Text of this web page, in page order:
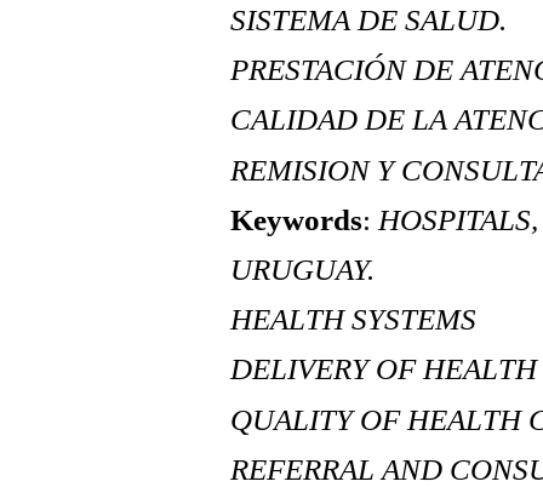
SISTEMA DE SALUD.
PRESTACIÓN DE
CALIDAD DE LA
REMISION Y
Keywords:
URUGUAY.
HEALTH SYSTEMS
DELIVERY OF HEALTH
QUALITY OF HEALTH
REFERRAL AND